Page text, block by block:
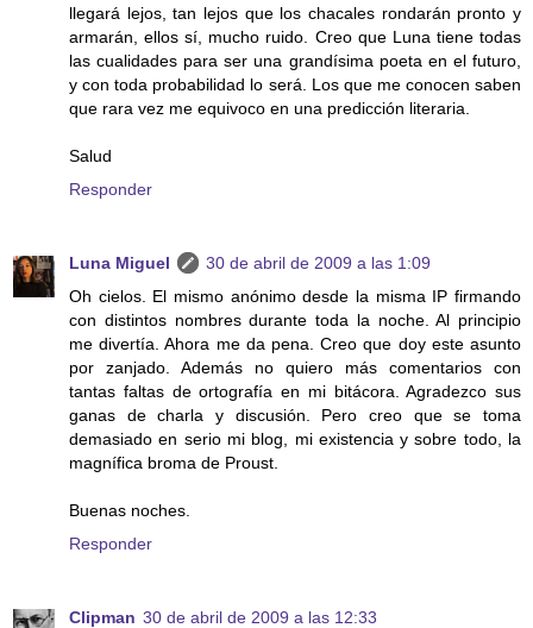
llegará lejos, tan lejos que los chacales rondarán pronto y
armarán, ellos sí, mucho ruido. Creo que Luna tiene todas
las cualidades para ser una grandísima poeta en el futuro,
y con toda probabilidad lo será. Los que me conocen saben
que rara vez me equivoco en una predicción literaria.
Salud
Responder
Luna Miguel
30 de abril de 2009 a las 1:09
Oh cielos. El mismo anónimo desde la misma IP firmando
con distintos nombres durante toda la noche. Al principio
me divertía. Ahora me da pena. Creo que doy este asunto
por zanjado. Además no quiero más comentarios con
tantas faltas de ortografía en mi bitácora. Agradezco sus
ganas de charla y discusión. Pero creo que se toma
demasiado en serio mi blog, mi existencia y sobre todo, la
magnífica broma de Proust.
Buenas noches.
Responder
Clipman 30 de abril de 2009 a las 12:33